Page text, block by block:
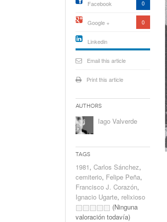
Facebook 0
Google + 0
Linkedin
icon[type=linkedin-bug]
Email this article
Print this article
Authors
Iago Valverde
Tags
1981, Carlos Sánchez,
cemiterio, Felipe Peña,
Francisco J. Corazón,
Ignacio Ugarte, relixioso
(Ninguna
valoración todavía)